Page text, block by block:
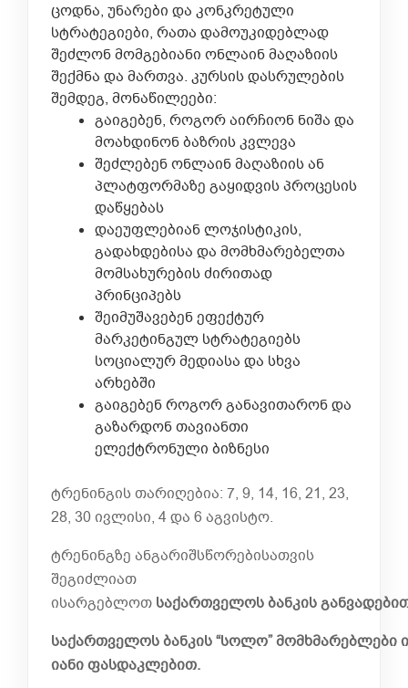
ცოდნა, უნარები და კონკრეტული
სტრატეგიები, რათა დამოუკიდებლად
შეძლონ მომგებიანი ონლაინ მაღაზიის
შექმნა და მართვა. კურსის დასრულების
შემდეგ, მონაწილეები:
გაიგებენ, როგორ აირჩიონ ნიშა და
მოახდინონ ბაზრის კვლევა
შეძლებენ ონლაინ მაღაზიის ან
პლატფორმაზე გაყიდვის პროცესის
დაწყებას
დაეუფლებიან ლოჯისტიკის,
გადახდებისა და მომხმარებელთა
მომსახურების ძირითად
პრინციპებს
შეიმუშავებენ ეფექტურ
მარკეტინგულ სტრატეგიებს
სოციალურ მედიასა და სხვა
არხებში
გაიგებენ როგორ განავითარონ და
გაზარდონ თავიანთი
ელექტრონული ბიზნესი
ტრენინგის თარიღებია: 7, 9, 14, 16, 21, 23,
28, 30 ივლისი, 4 და 6 აგვისტო.
ტრენინგზე ანგარიშსწორებისათვის
შეგიძლიათ
ისარგებლოთ საქართველოსბანკის
საქართველოსბანკის“სოლო”მომხმარებლები
იანიფასდაკლებით.